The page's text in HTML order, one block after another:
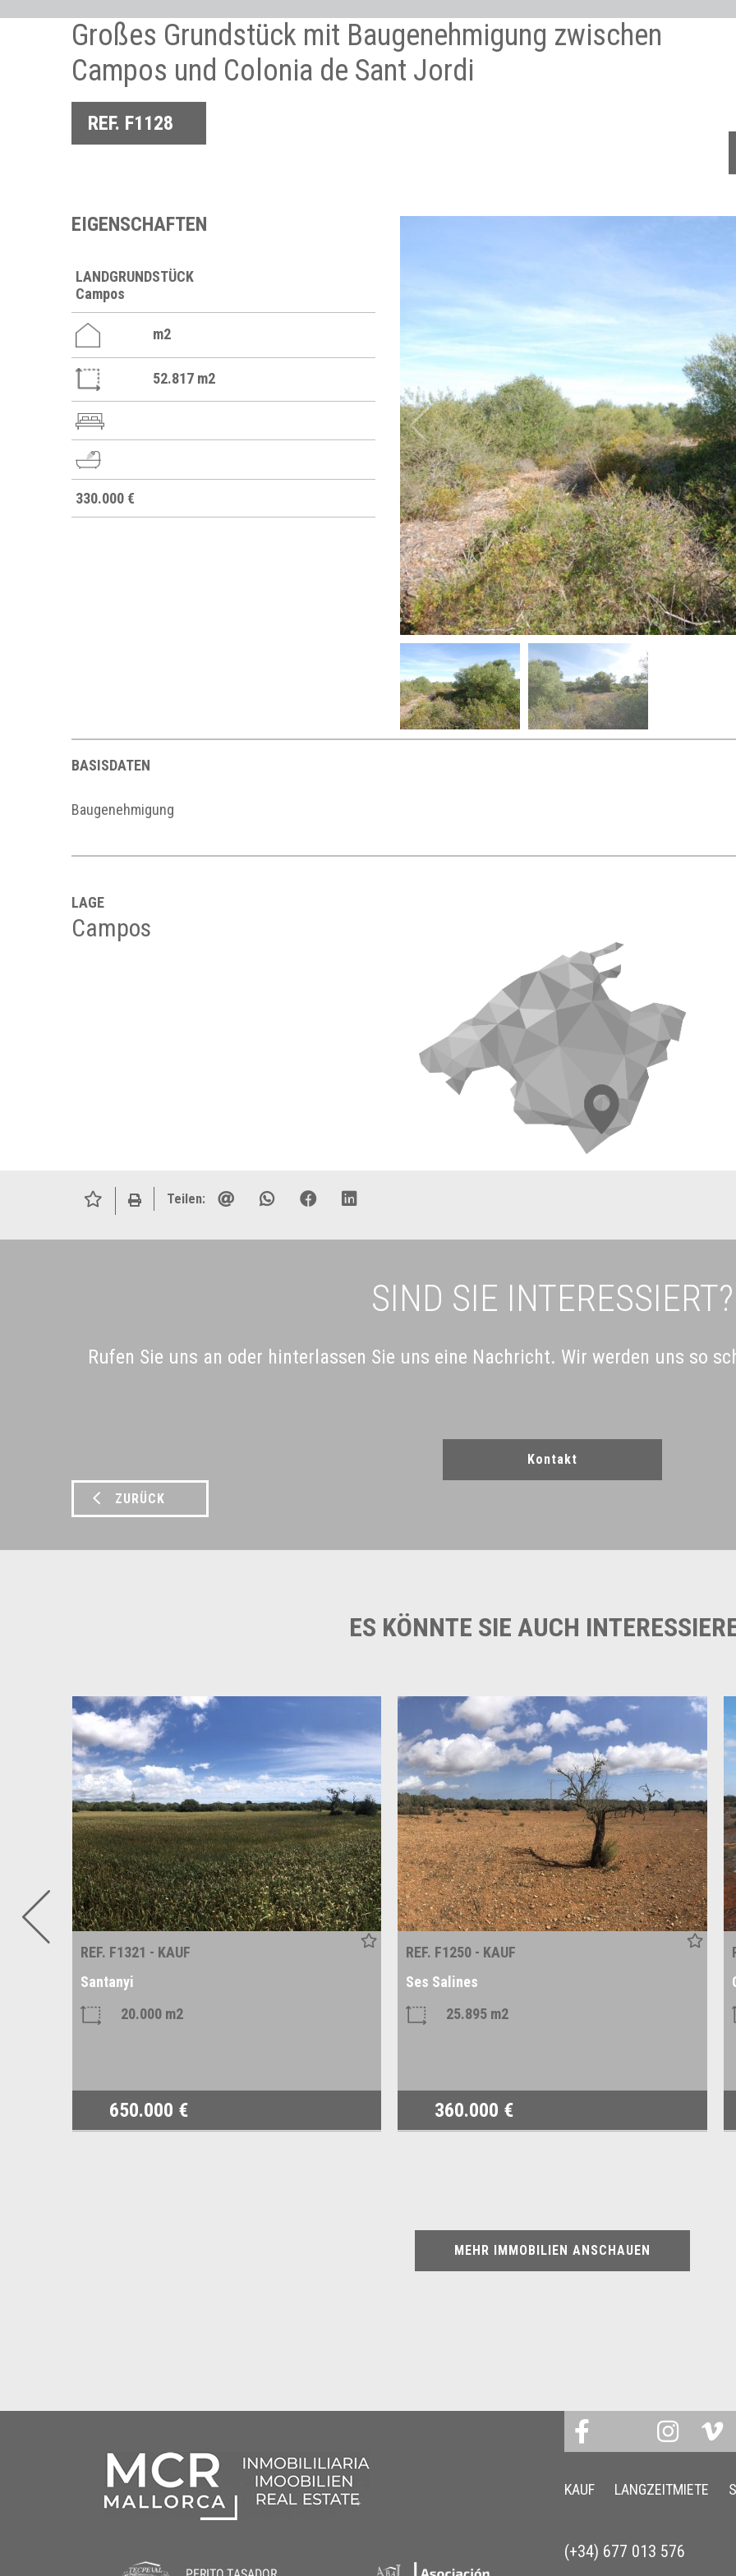
Großes Grundstück mit Baugenehmigung zwischen
Campos und Colonia de Sant Jordi
REF. F1128
EIGENSCHAFTEN
LANDGRUNDSTÜCK
Campos
m2
52.817 m2
330.000 €
BASISDATEN
Baugenehmigung
LAGE
Campos
Teilen:
SIND SIE INTERESSIERT?
Rufen Sie uns an oder hinterlassen Sie uns eine Nachricht. Wir werden uns so
Kontakt
ZURÜCK
ES KÖNNTE SIE AUCH
REF. F1321 - KAUF
Santanyi
20.000 m2
650.000 €
REF. F1250 - KAUF
Ses Salines
25.895 m2
360.000 €
MEHR IMMOBILIEN ANSCHAUEN
KAUF LANGZEITMIETE
(+34) 677 013 576